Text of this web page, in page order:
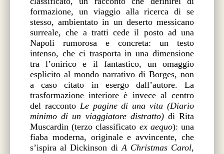
formazione, un viaggio alla ricerca di se
stesso, ambientato in un deserto messicano
surreale, che a tratti cede il posto ad una
Napoli rumorosa e concreta: un testo
intenso, che ci trasporta in una dimensione
tra l’onirico e il fantastico, un omaggio
esplicito al mondo narrativo di Borges, non
a caso citato in esergo dall’autore. La
trasformazione interiore è invece al centro
del raccontoLe pagine di una vita (Diario
minimo di un viaggiatore distratto)di Rita
Muscardin (terzo classificato ex aequo): una
fiaba moderna, originale e avvincente, che
s’ispira al Dickinson di A Christmas Carol,